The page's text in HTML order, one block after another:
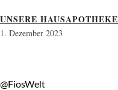
UNSERE HAUSAPOTHEKE
1. Dezember 2023
@FiosWelt